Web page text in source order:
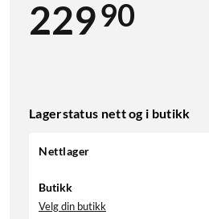
22990
Lagerstatus nett og i butikk
Nettlager
Butikk
Velg din butikk